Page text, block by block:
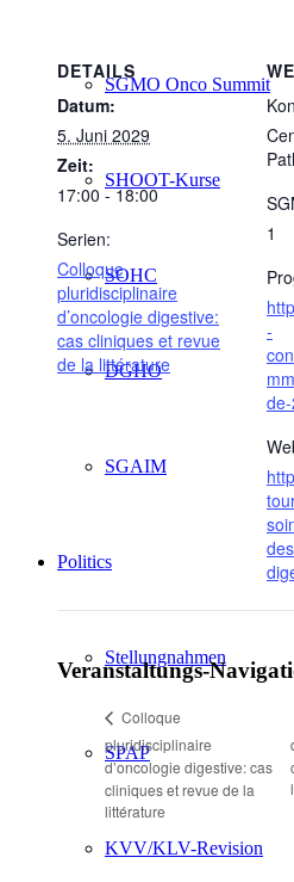
SGMO Onco Summit
SHOOT-Kurse
SOHC
DGHO
SGAIM
Politics
Stellungnahmen
SPAP
KVV/KLV-Revision
DETAILS
Datum:
5. Juni 2029
Zeit:
17:00 - 18:00
Serien:
Colloque
pluridisciplinaire
d’oncologie digestive:
cas cliniques et revue
de la littérature
1
-
Veranstaltungs-
Colloque
pluridisciplinaire
d’oncologie digestive: cas
cliniques et revue de la
littérature